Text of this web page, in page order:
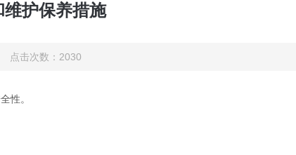
护保养措施
点击次数：2030
性。